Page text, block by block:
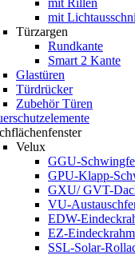
mit
Türzargen
Rundkante
Smart 2 Kante
Glastüren
Türdrücker
Zubehör Türen
Velux
GGU-
GPU-Klapp-
GXU/ GVT-
VU-
EDW-
EZ-
SSL-Solar-